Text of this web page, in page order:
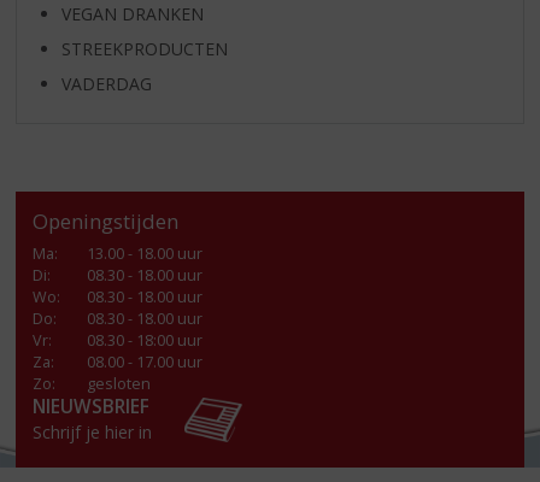
VEGAN DRANKEN
STREEKPRODUCTEN
VADERDAG
Openingstijden
Ma:
13.00 - 18.00 uur
Di:
08.30 - 18.00 uur
Wo:
08.30 - 18.00 uur
Do:
08.30 - 18.00 uur
Vr:
08.30 - 18:00 uur
Za:
08.00 - 17.00 uur
Zo:
gesloten
NIEUWSBRIEF
Schrijf je hier in